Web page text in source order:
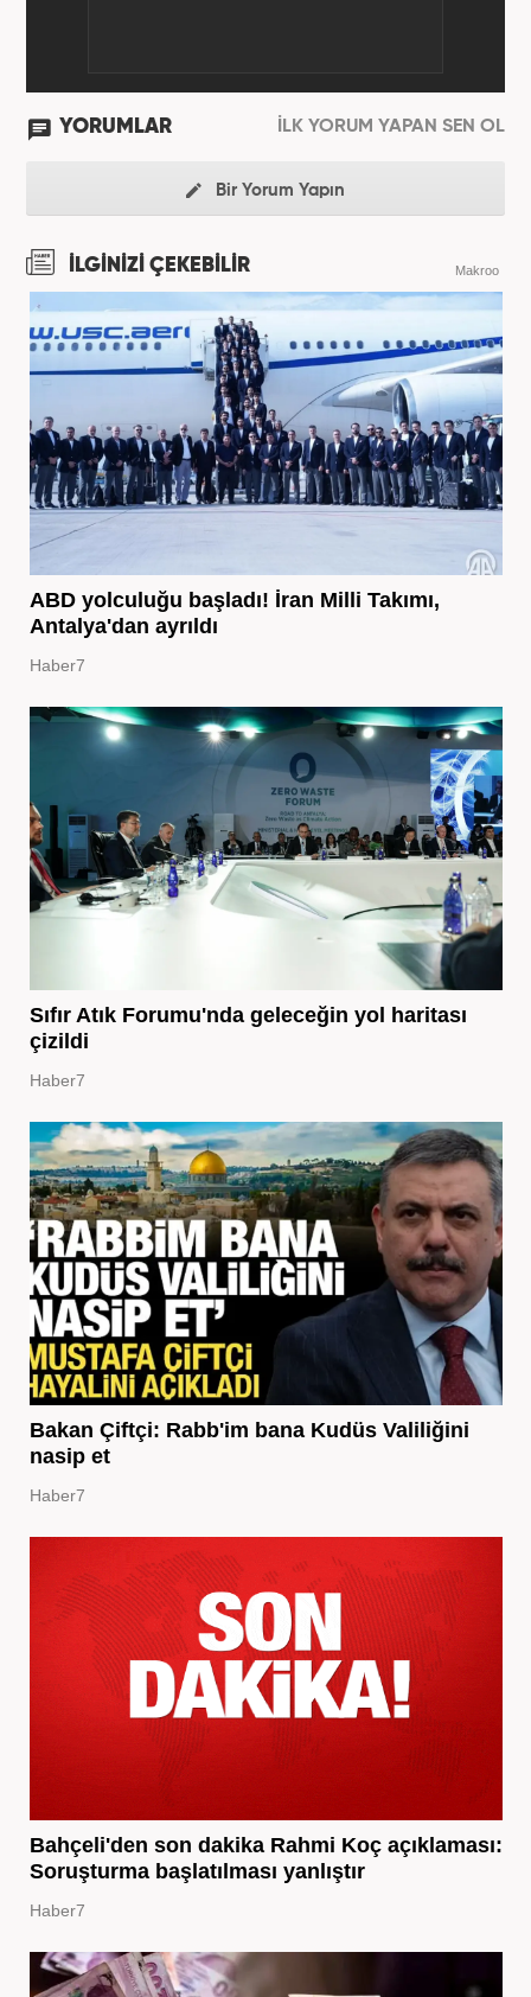
YORUMLAR İLK YORUM YAPAN SEN OL
Bir Yorum Yapın
İLGİNİZİ ÇEKEBİLİR Makroo
ABD yolculuğu başladı! İran Milli Takımı,
Antalya'dan ayrıldı
Haber7
Sıfır Atık Forumu'nda geleceğin yol haritası
çizildi
Haber7
Bakan Çiftçi: Rabb'im bana Kudüs Valiliğini
nasip et
Haber7
Bahçeli'den son dakika Rahmi Koç açıklaması:
Soruşturma başlatılması yanlıştır
Haber7